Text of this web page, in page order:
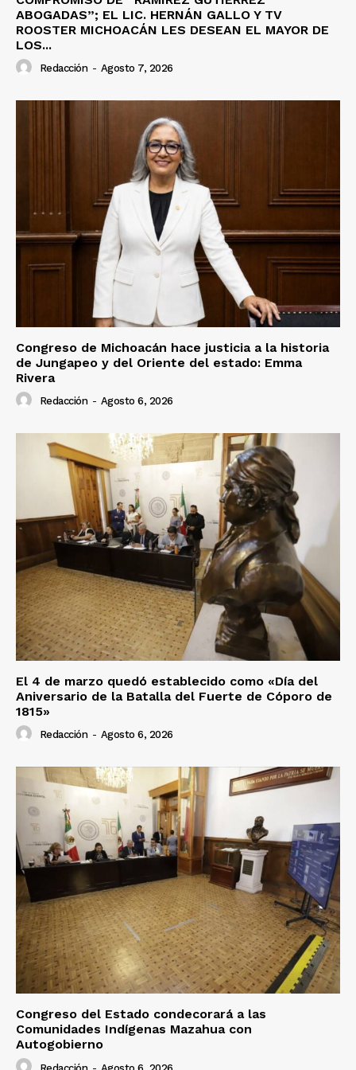
ABOGADAS”; EL LIC. HERNÁN GALLO Y TV
ROOSTER MICHOACÁN LES DESEAN EL MAYOR DE
LOS...
Redacción - Agosto 7, 2026
Congreso de Michoacán hace justicia a la historia
de Jungapeo y del Oriente del estado: Emma
Rivera
Redacción - Agosto 6, 2026
El 4 de marzo quedó establecido como «Día del
Aniversario de la Batalla del Fuerte de Cóporo de
1815»
Redacción - Agosto 6, 2026
Congreso del Estado condecorará a las
Comunidades Indígenas Mazahua con
Autogobierno